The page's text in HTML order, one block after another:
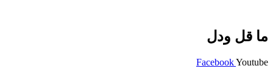
ما قل ودل
FacebookYoutube